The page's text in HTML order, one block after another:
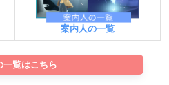
案内人の一覧
一覧はこちら